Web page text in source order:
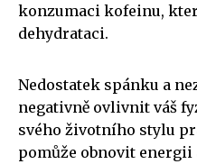
konzumaci kofeinu,
dehydrataci.
Nedostatek spánku a
negativně ovlivnit váš
svého životního stylu
pomůže obnovit